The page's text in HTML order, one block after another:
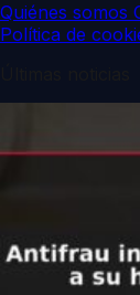
Quiénes somos
Política de